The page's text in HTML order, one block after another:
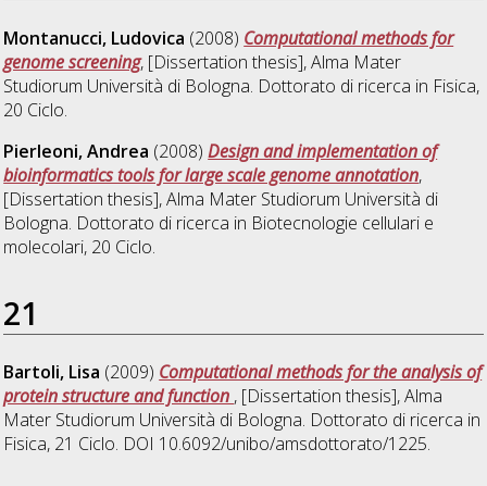
Montanucci, Ludovica (2008) Computational methods for
genome screening, [Dissertation thesis], Alma Mater
Studiorum Università di Bologna. Dottorato di ricerca in Fisica,
20 Ciclo.
Pierleoni, Andrea (2008)Design and implementation of
bioinformatics tools for large scale genome annotation,
[Dissertation thesis], Alma Mater Studiorum Università di
Bologna. Dottorato di ricerca in Biotecnologie cellulari e
molecolari, 20 Ciclo.
21
Bartoli, Lisa (2009) Computational methods for the analysis of
protein structure and function , [Dissertation thesis], Alma
Mater Studiorum Università di Bologna. Dottorato di ricerca in
Fisica, 21 Ciclo. DOI 10.6092/unibo/amsdottorato/1225.